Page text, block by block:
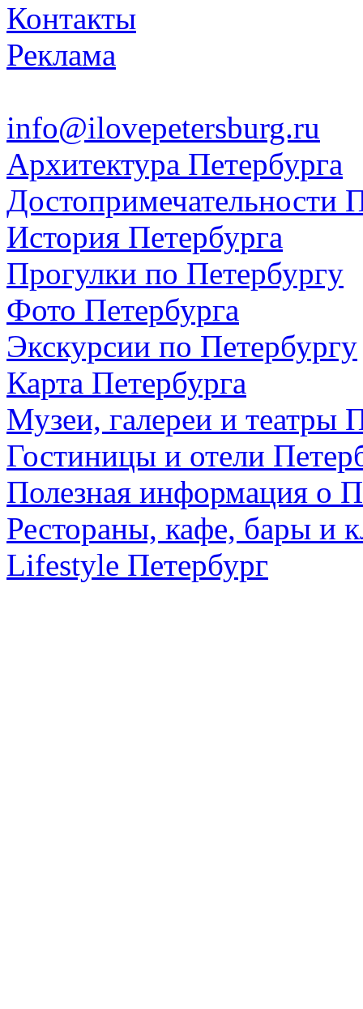
Контакты
Реклама
info@ilovepetersburg.ru
Архитектура Петербурга
Достопримечательности
История Петербурга
Прогулки по Петербургу
Фото Петербурга
Экскурсии по Петербургу
Карта Петербурга
Музеи, галереи и театры
Гостиницы и отели
Полезная информация о
Рестораны, кафе, бары и
Lifestyle Петербург